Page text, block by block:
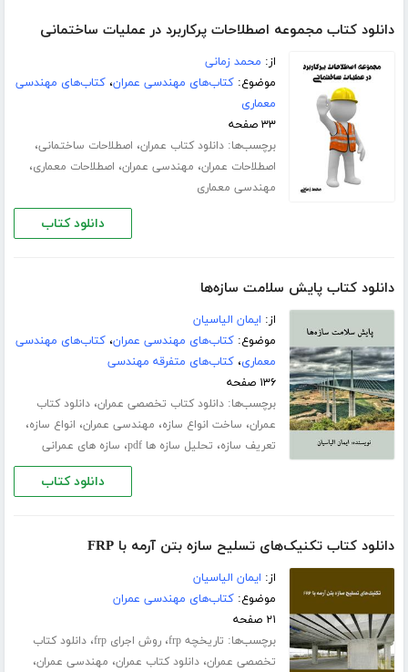
دانلود کتاب مجموعه اصطلاحات پرکاربرد در عملیات ساختمانی
از: محمد زمانی
موضوع:کتاب‌های مهندسی عمران،کتاب‌های مهندسی
معماری
۳۳ صفحه
برچسب‌ها:دانلود کتاب عمران، اصطلاحات ساختمانی،
اصطلاحات عمران، مهندسی عمران، اصطلاحات معماری،
مهندسی معماری
دانلود کتاب
دانلود کتاب پایش سلامت سازه‌ها
از: ایمان الیاسیان
موضوع:کتاب‌های مهندسی عمران،کتاب‌های مهندسی
معماری،کتاب‌های متفرقه مهندسی
۱۳۶ صفحه
برچسب‌ها:دانلود کتاب تخصصی عمران،دانلود کتاب
عمران، ساخت انواع سازه، مهندسی عمران، انواع سازه،
تعریف سازه، تحلیل سازه ها pdf ، سازه های عمرانی
دانلود کتاب
دانلود کتاب تکنیک‌های تسلیح سازه بتن آرمه با FRP
از: ایمان الیاسیان
موضوع:کتاب‌های مهندسی عمران
۲۱ صفحه
برچسب‌ها: تاریخچه frp ،روش اجرای frp ،دانلود کتاب
تخصصی عمران،دانلود کتاب عمران، مهندسی عمران،